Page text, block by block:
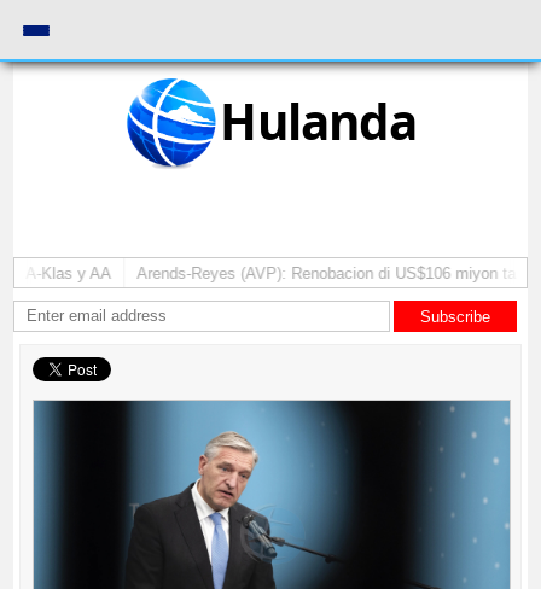
Hulanda
A-Klas y AA Arends-Reyes (AVP): Renobacion di US$106 miyon ta
Subscribe